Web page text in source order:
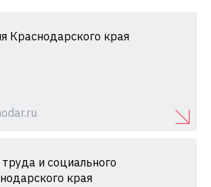
Краснодарского края
и социального
края